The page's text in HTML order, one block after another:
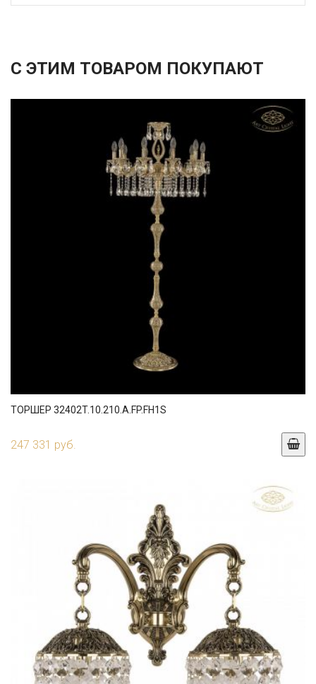
С ЭТИМ ТОВАРОМ ПОКУПАЮТ
ТОРШЕР 32402T.10.210.A.FP.FH1S
247 331 руб.